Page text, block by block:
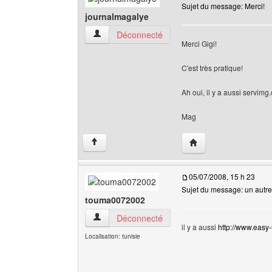
journalmagalye
journalmagalye Voir le profil de l'utilisateur
Déconnecté
Sujet du message: Merci!
Merci Gigi!
C'est très pratique!
Ah oui, il y a aussi
Mag
↑ Visiter le site web
touma0072002
touma0072002 Voir le profil de l'utilisateur
Déconnecté
Localisation: tunisie
05/07/2008, 15 h 23
Sujet du message: un autre
il y a aussi http://